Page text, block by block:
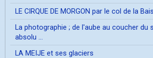
LE CIRQUE DE MORGON par le col de la
La photographie ; de l'aube au coucher du
absolu ...
LA MEIJE et ses glaciers